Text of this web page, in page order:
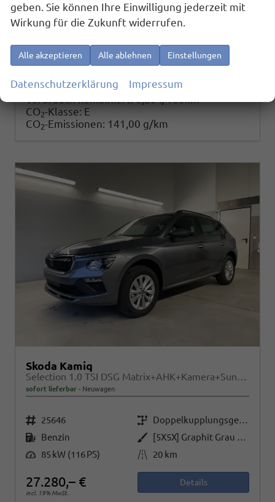
Fahrzeugnr. 25645 Getriebe
Doppelkupplungsgetriebe (DSG)
Kraftstoff Benzin Außenfarbe
Leistung85 kW (116 PS) Kilometerstand20 km
incl. 19% MwSt.
Verbrauch kombiniert:6,20 l/100km
CO2-Klasse: E
CO2-Emissionen: 141,00 g/km
Skoda Kamiq
Selection 1.0 TSI DSG Matrix+AHK+Kamera+Sunset+PDCvohi+Kessy+Sitzheizung+GV4
sofort lieferbar Neuwagen
Fahrzeugnr. 25646 Getriebe
Doppelkupplungsgetriebe (DSG)
Kraftstoff Benzin Außenfarbe
[5X5X] Graphit Grau Metallic
Leistung 85 kW (116 PS) Kilometerstand 20 km
27.280,– €
incl. 19% MwSt.
Details
geben. Sie können Ihre Einwilligung jederzeit mit
Wirkung für die Zukunft widerrufen.
Alle akzeptieren Alle ablehnen Einstellungen
Datenschutzerklärung Impressum